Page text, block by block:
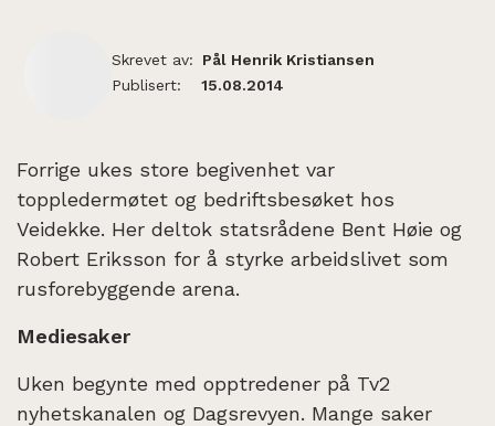
Skrevet av:
Pål Henrik Kristiansen
Publisert:
15.08.2014
Forrige ukes store begivenhet var
toppledermøtet og bedriftsbesøket hos
Veidekke. Her deltok statsrådene Bent Høie og
Robert Eriksson for å styrke arbeidslivet som
rusforebyggende arena.
Mediesaker
Uken begynte med opptredener på Tv2
nyhetskanalen og Dagsrevyen. Mange saker